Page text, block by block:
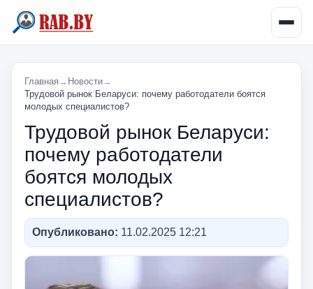
Главная → Новости→
Трудовой рынок Беларуси: почему работодатели боятся
молодых специалистов?
Трудовой рынок Беларуси:
почему работодатели
боятся молодых
специалистов?
Опубликовано: 11.02.2025 12:21